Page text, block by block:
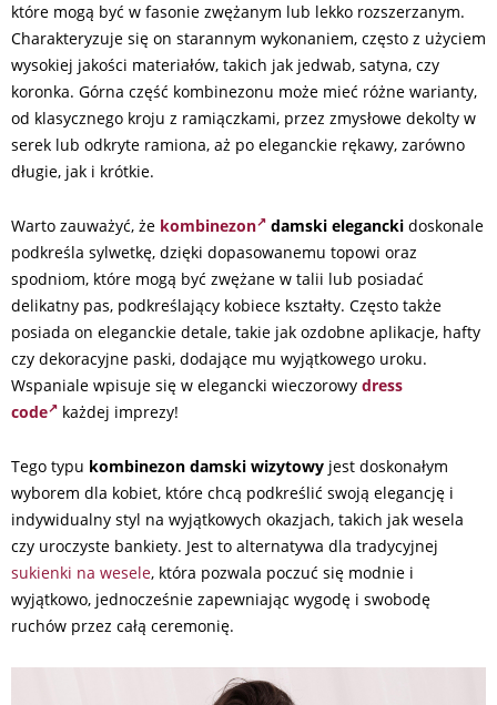
które mogą być w fasonie zwężanym lub lekko rozszerzanym.
Charakteryzuje się on starannym wykonaniem, często z użyciem
wysokiej jakości materiałów, takich jak jedwab, satyna, czy
koronka. Górna część kombinezonu może mieć różne warianty,
od klasycznego kroju z ramiączkami, przez zmysłowe dekolty w
serek lub odkryte ramiona, aż po eleganckie rękawy, zarówno
długie, jak i krótkie.
Warto zauważyć, że kombinezon damski elegancki doskonale
podkreśla sylwetkę, dzięki dopasowanemu topowi oraz
spodniom, które mogą być zwężane w talii lub posiadać
delikatny pas, podkreślający kobiece kształty. Często także
posiada on eleganckie detale, takie jak ozdobne aplikacje, hafty
czy dekoracyjne paski, dodające mu wyjątkowego uroku.
Wspaniale wpisuje się w elegancki wieczorowy dress
code
każdej imprezy!
Tego typu kombinezon damski wizytowy jest doskonałym
wyborem dla kobiet, które chcą podkreślić swoją elegancję i
indywidualny styl na wyjątkowych okazjach, takich jak wesela
czy uroczyste bankiety. Jest to alternatywa dla tradycyjnej
sukienki na wesele, która pozwala poczuć się modnie i
wyjątkowo, jednocześnie zapewniając wygodę i swobodę
ruchów przez całą ceremonię.